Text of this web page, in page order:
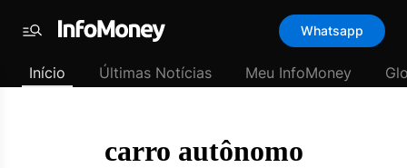
padrão
Últimas
Menu
Whatsapp
Início Últimas Notícias Meu InfoMoney
carro autônomo